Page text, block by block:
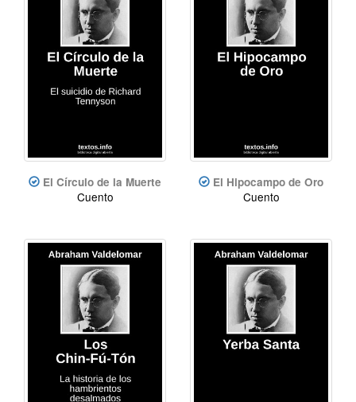
El Círculo de la Muerte
Cuento
El Hipocampo de Oro
Cuento